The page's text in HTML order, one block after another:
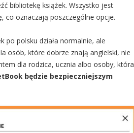
bibliotekę książek. Wszystko jest
co oznaczają poszczególne opcje.
po polsku działa normalnie, ale
osób, które dobrze znają angielski, nie
dla rodzica, ucznia albo osoby, która
będzie bezpieczniejszym